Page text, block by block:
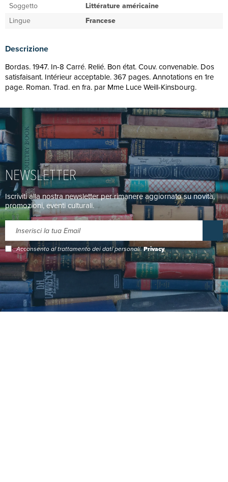
Soggetto
Littérature américaine
Lingue
Francese
Descrizione
Bordas. 1947. In-8 Carré. Relié. Bon état. Couv. convenable. Dos
satisfaisant. Intérieur acceptable. 367 pages. Annotations en 1re
page. Roman. Trad. en fra. par Mme Luce Weill-Kinsbourg.
NEWSLETTER
Iscriviti alla nostra newsletter per rimanere aggiornato su novità,
promozioni, eventi culturali.
Acconsento al trattamento dei dati personali.Privacy